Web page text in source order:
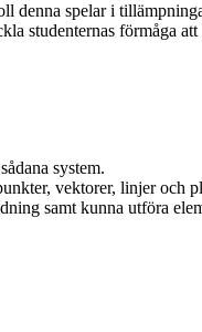
spelar i
studenternas förmåga
system.
vektorer, linjer och
samt kunna utföra